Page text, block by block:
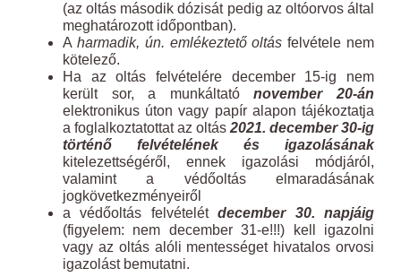
(az oltás második dózisát pedig az oltóorvos által
meghatározott időpontban).
A harmadik, ún. emlékeztető oltás felvétele nem
kötelező.
Ha az oltás felvételére december 15-ig nem
került sor, a munkáltatónovember 20-án
elektronikus úton vagy papír alapon tájékoztatja
a foglalkoztatottat az oltás 2021. december 30-ig
történő felvételének és igazolásának
kitelezettségéről, ennek igazolási módjáról,
valamint a védőoltás elmaradásának
jogkövetkezményeiről
a védőoltás felvételétdecember 30. napjáig
(figyelem: nem december 31-e!!!) kell igazolni
vagy az oltás alóli mentességet hivatalos orvosi
igazolást bemutatni.